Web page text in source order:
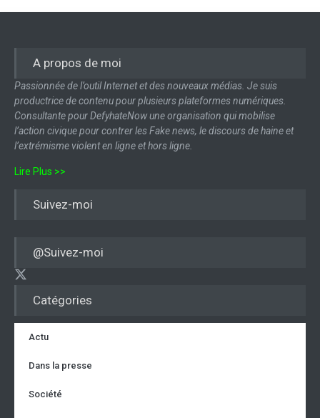
Catégories
Actu
Dans la presse
Société
A propos de moi
Passionnée de l’outil Internet et des nouveaux médias. Je suis
productrice de contenu pour plusieurs plateformes numériques.
Consultante pour DefyhateNow une organisation qui mobilise
l’action civique pour contrer les Fake news, le discours de haine et
l’extrémisme violent en ligne et hors ligne.
Lire Plus >>
Suivez-moi
@Suivez-moi